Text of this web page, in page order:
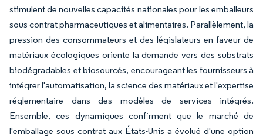
stimulent de nouvelles capacités nationales pour les emballeurs
sous contrat pharmaceutiques et alimentaires. Parallèlement, la
pression des consommateurs et des législateurs en faveur de
matériaux écologiques oriente la demande vers des substrats
biodégradables et biosourcés, encourageant les fournisseurs à
intégrer l'automatisation, la science des matériaux et l'expertise
réglementaire dans des modèles de services intégrés.
Ensemble, ces dynamiques confirment que le marché de
l'emballage sous contrat aux États-Unis a évolué d'une option